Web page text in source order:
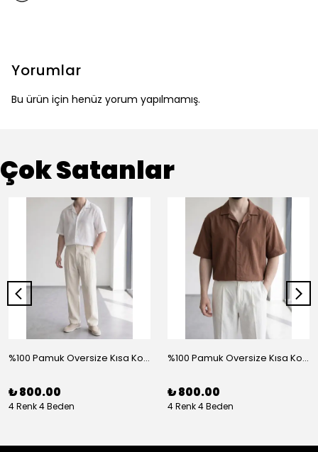
Yorumlar
Bu ürün için henüz yorum yapılmamış.
Çok Satanlar
%100 Pamuk Oversize Kısa Kol Gömlek - Beyaz
₺ 800.00
4 Renk 4 Beden
%100 Pamuk Oversize Kısa Kol Gömlek - Kahve
₺ 800.00
4 Renk 4 Beden